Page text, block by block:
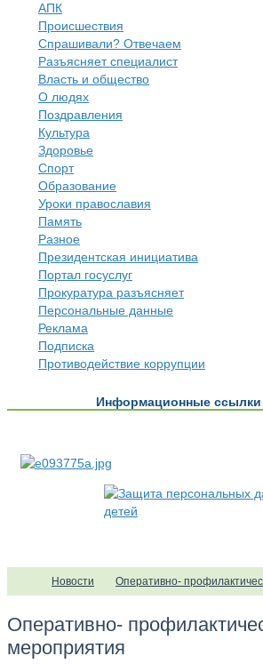
АПК
Происшествия
Спрашивали? Отвечаем
Разъясняет специалист
Власть и общество
О людях
Поздравления
Культура
Здоровье
Спорт
Образование
Уроки православия
Память
Разное
Президентская инициатива
Портал госуслуг
Прокуратура разъясняет
Персональные данные
Реклама
Подписка
Противодействие коррупции
Информационные ссылки
Новости Оперативно-
Оперативно-
мероприятия